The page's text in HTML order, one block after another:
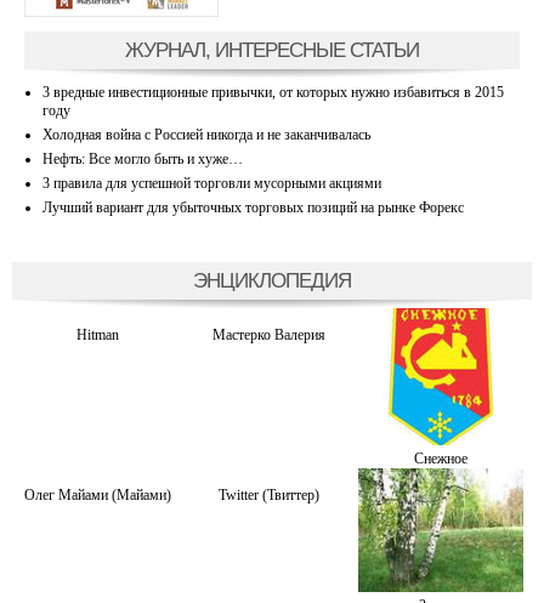
ЖУРНАЛ, ИНТЕРЕСНЫЕ СТАТЬИ
3 вредные инвестиционные привычки, от которых нужно избавиться в 2015
году
Холодная война с Россией никогда и не заканчивалась
Нефть: Все могло быть и хуже…
3 правила для успешной торговли мусорными акциями
Лучший вариант для убыточных торговых позиций на рынке Форекс
ЭНЦИКЛОПЕДИЯ
Hitman Мастерко Валерия
Снежное
Олег Майами (Майами) Twitter (Твиттер)